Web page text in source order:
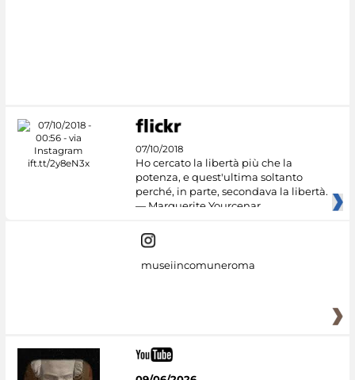
07/10/2018
Ho cercato la libertà più che la
potenza, e quest'ultima soltanto
perché, in parte, secondava la libertà.
— Marguerite Yourcenar
museiincomuneroma